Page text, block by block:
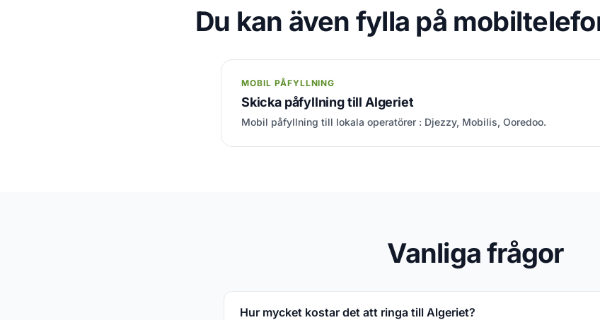
Du kan även fylla på
MOBIL PÅFYLLNING
Skicka påfyllning till Algeriet
Mobil påfyllning till lokala operatörer : Djezzy, Mobilis, Ooredoo.
Vanliga frågor
Hur mycket kostar det att ringa till Algeriet?